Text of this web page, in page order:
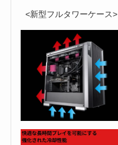
<新型フルタワーケース>